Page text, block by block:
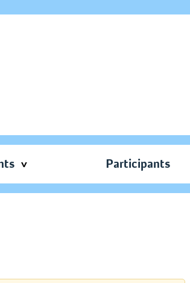
Participants